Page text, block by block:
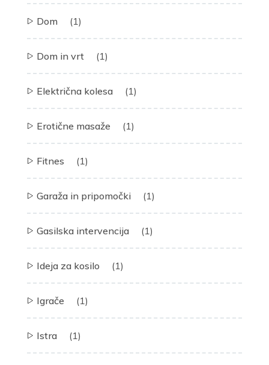
Dom (1)
Dom in vrt (1)
Električna kolesa (1)
Erotične masaže (1)
Fitnes (1)
Garaža in pripomočki (1)
Gasilska intervencija (1)
Ideja za kosilo (1)
Igrače (1)
Istra (1)